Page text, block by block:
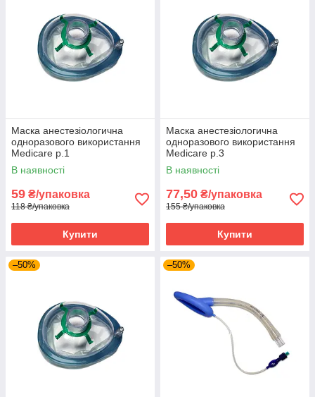
Маска анестезіологична
одноразового використання
Medicare р.1
В наявності
59 ₴/упаковка
118 ₴/упаковка
Купити
Маска анестезіологична
одноразового використання
Medicare р.3
В наявності
77,50 ₴/упаковка
155 ₴/упаковка
Купити
–50% –50%